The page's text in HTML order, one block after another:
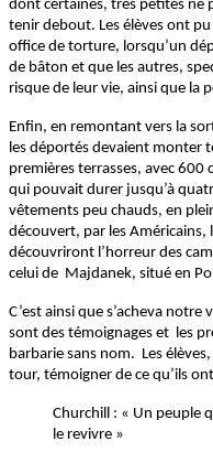
dont certaines, très petites ne
tenir debout. Les élèves ont
office de torture, lorsqu’un
de bâton et que les autres,
risque de leur vie, ainsi que la
Enfin, en remontant vers la
les déportés devaient monter
premières terrasses, avec 600
qui pouvait durer jusqu’à
vêtements peu chauds, en
découvert, par les Américains,
découvriront l’horreur des
celui de Majdanek, situé en
C’est ainsi que s’acheva
sont des témoignages et les
barbarie sans nom. Les
tour, témoigner de ce qu’ils
Churchill : « Un peuple
le revivre »